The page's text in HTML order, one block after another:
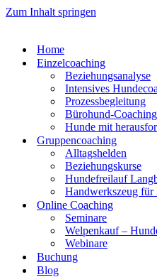
Zum Inhalt springen
Home
Einzelcoaching
Beziehungsanalyse
Intensives
Prozessbegleitung
Bürohund-Coaching
Hunde mit
Gruppencoaching
Alltagshelden
Beziehungskurse
Hundefreilauf
Handwerkszeug für
Online Coaching
Seminare
Welpenkauf –
Webinare
Buchung
Blog